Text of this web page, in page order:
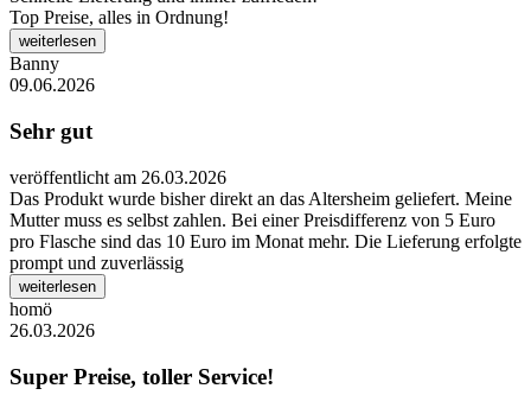
Top Preise, alles in Ordnung!
weiterlesen
Banny
09.06.2026
Sehr gut
veröffentlicht am 26.03.2026
Das Produkt wurde bisher direkt an das Altersheim geliefert. Meine
Mutter muss es selbst zahlen. Bei einer Preisdifferenz von 5 Euro
pro Flasche sind das 10 Euro im Monat mehr. Die Lieferung erfolgte
prompt und zuverlässig
weiterlesen
homö
26.03.2026
Super Preise, toller Service!